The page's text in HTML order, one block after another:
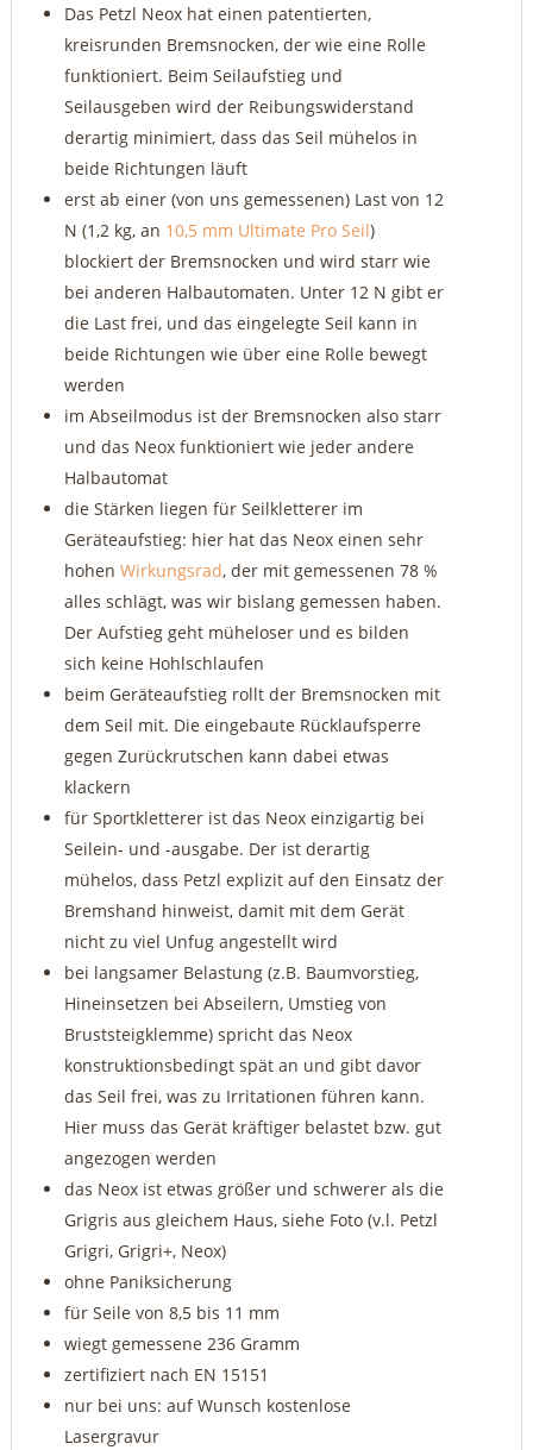
Das Petzl Neox hat einen patentierten,
kreisrunden Bremsnocken, der wie eine Rolle
funktioniert. Beim Seilaufstieg und
Seilausgeben wird der Reibungswiderstand
derartig minimiert, dass das Seil mühelos in
beide Richtungen läuft
erst ab einer (von uns gemessenen) Last von 12
N (1,2 kg, an 10,5 mm Ultimate Pro Seil)
blockiert der Bremsnocken und wird starr wie
bei anderen Halbautomaten. Unter 12 N gibt er
die Last frei, und das eingelegte Seil kann in
beide Richtungen wie über eine Rolle bewegt
werden
im Abseilmodus ist der Bremsnocken also starr
und das Neox funktioniert wie jeder andere
Halbautomat
die Stärken liegen für Seilkletterer im
Geräteaufstieg: hier hat das Neox einen sehr
hohen Wirkungsrad, der mit gemessenen 78 %
alles schlägt, was wir bislang gemessen haben.
Der Aufstieg geht müheloser und es bilden
sich keine Hohlschlaufen
beim Geräteaufstieg rollt der Bremsnocken mit
dem Seil mit. Die eingebaute Rücklaufsperre
gegen Zurückrutschen kann dabei etwas
klackern
für Sportkletterer ist das Neox einzigartig bei
Seilein- und -ausgabe. Der ist derartig
mühelos, dass Petzl explizit auf den Einsatz der
Bremshand hinweist, damit mit dem Gerät
nicht zu viel Unfug angestellt wird
bei langsamer Belastung (z.B. Baumvorstieg,
Hineinsetzen bei Abseilern, Umstieg von
Bruststeigklemme) spricht das Neox
konstruktionsbedingt spät an und gibt davor
das Seil frei, was zu Irritationen führen kann.
Hier muss das Gerät kräftiger belastet bzw. gut
angezogen werden
das Neox ist etwas größer und schwerer als die
Grigris aus gleichem Haus, siehe Foto (v.l. Petzl
Grigri, Grigri+, Neox)
ohne Paniksicherung
für Seile von 8,5 bis 11 mm
wiegt gemessene 236 Gramm
zertifiziert nach EN 15151
nur bei uns: auf Wunsch kostenlose
Lasergravur